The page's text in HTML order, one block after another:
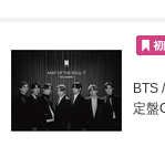
BTS
定盤